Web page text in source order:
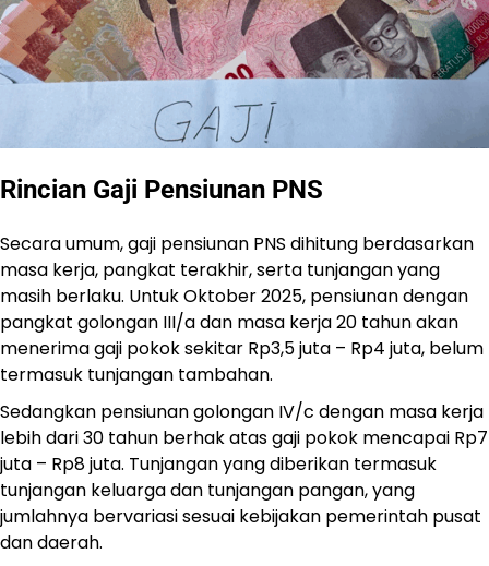
Rincian Gaji Pensiunan PNS
Secara umum, gaji pensiunan PNS dihitung berdasarkan
masa kerja, pangkat terakhir, serta tunjangan yang
masih berlaku. Untuk Oktober 2025, pensiunan dengan
pangkat golongan III/a dan masa kerja 20 tahun akan
menerima gaji pokok sekitar Rp3,5 juta – Rp4 juta, belum
termasuk tunjangan tambahan.
Sedangkan pensiunan golongan IV/c dengan masa kerja
lebih dari 30 tahun berhak atas gaji pokok mencapai Rp7
juta – Rp8 juta. Tunjangan yang diberikan termasuk
tunjangan keluarga dan tunjangan pangan, yang
jumlahnya bervariasi sesuai kebijakan pemerintah pusat
dan daerah.